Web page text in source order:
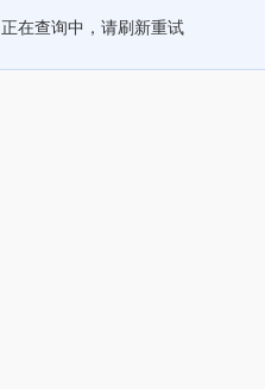
正在查询中，请刷新重试